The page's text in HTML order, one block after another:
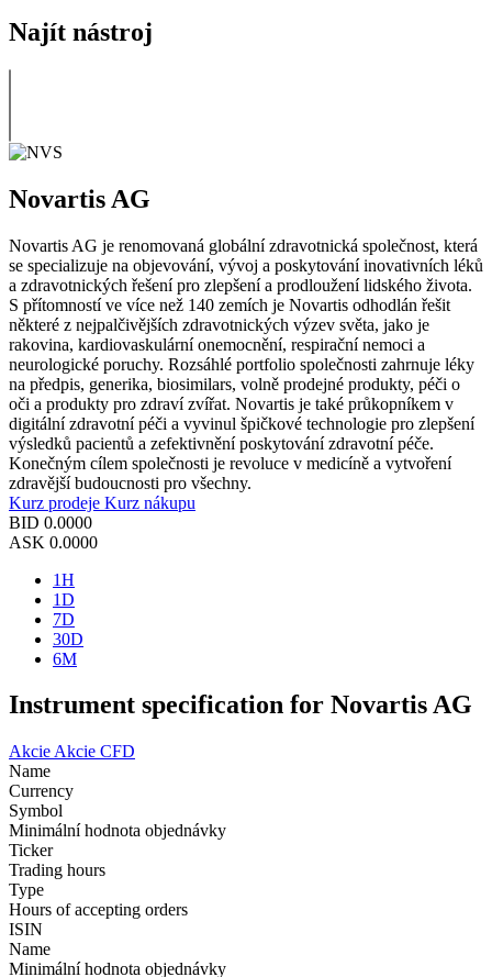
Najít nástroj
Novartis AG
Novartis AG je renomovaná globální zdravotnická společnost, která
se specializuje na objevování, vývoj a poskytování inovativních léků
a zdravotnických řešení pro zlepšení a prodloužení lidského života.
S přítomností ve více než 140 zemích je Novartis odhodlán řešit
některé z nejpalčivějších zdravotnických výzev světa, jako je
rakovina, kardiovaskulární onemocnění, respirační nemoci a
neurologické poruchy. Rozsáhlé portfolio společnosti zahrnuje léky
na předpis, generika, biosimilars, volně prodejné produkty, péči o
oči a produkty pro zdraví zvířat. Novartis je také průkopníkem v
digitální zdravotní péči a vyvinul špičkové technologie pro zlepšení
výsledků pacientů a zefektivnění poskytování zdravotní péče.
Konečným cílem společnosti je revoluce v medicíně a vytvoření
zdravější budoucnosti pro všechny.
Kurz prodeje Kurz nákupu
BID 0.0000
ASK 0.0000
1H
1D
7D
30D
6M
Instrument specification for Novartis AG
Akcie Akcie CFD
Name
Currency
Symbol
Minimální hodnota objednávky
Ticker
Trading hours
Type
Hours of accepting orders
ISIN
Name
Minimální hodnota objednávky